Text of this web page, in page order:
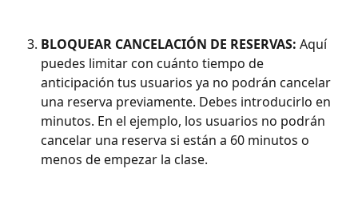
BLOQUEAR CANCELACIÓN DE RESERVAS: Aquí
puedes limitar con cuánto tiempo de
anticipación tus usuarios ya no podrán cancelar
una reserva previamente. Debes introducirlo en
minutos. En el ejemplo, los usuarios no podrán
cancelar una reserva si están a 60 minutos o
menos de empezar la clase.